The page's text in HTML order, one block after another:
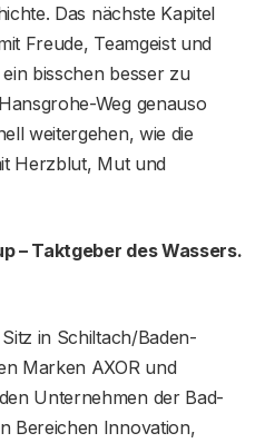
Das nächste Kapitel
Freude, Teamgeist und
bisschen besser zu
Weg genauso
weitergehen, wie die
Herzblut, Mut und
– Taktgeber des Wassers.
in Schiltach/Baden-
Marken AXOR und
Unternehmen der Bad-
Bereichen Innovation,